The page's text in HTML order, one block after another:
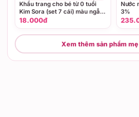
Khẩu trang cho bé từ 0 tuổi
Kim Sora (set 7 cái) màu ngẫu
nhiên
18.000đ
Nước
3%
Xem thêm sản phẩm